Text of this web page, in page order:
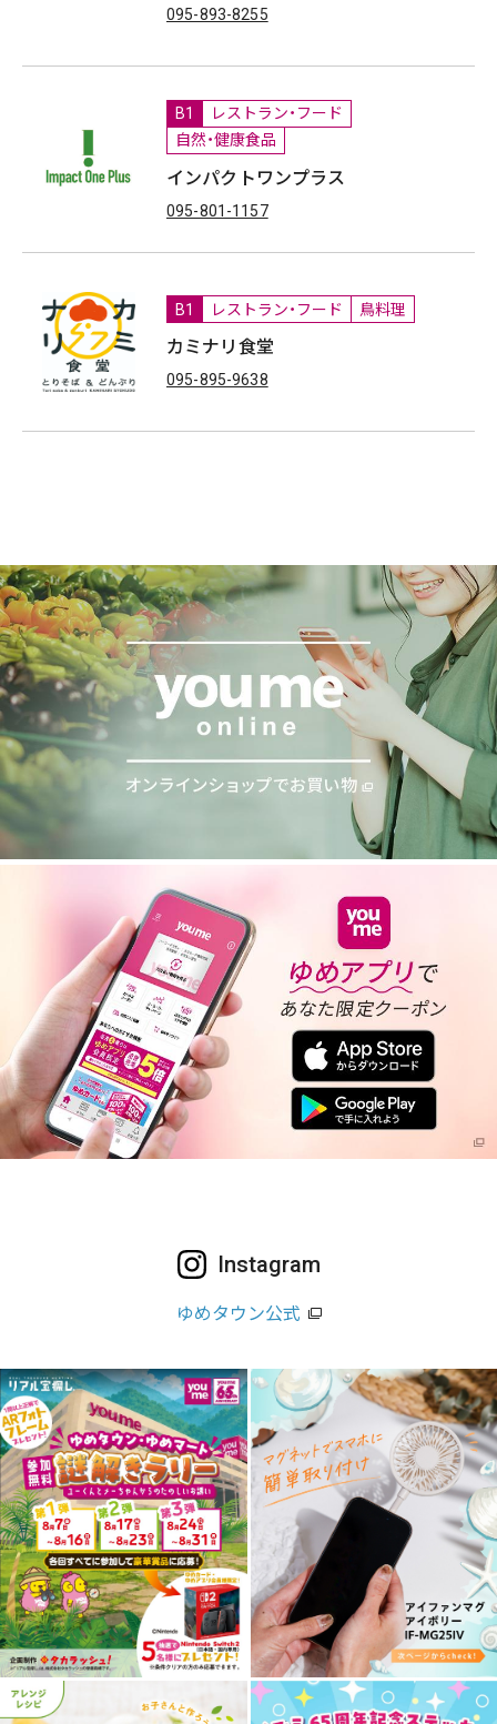
095-893-8255
B1
レストラン・フード
自然・健康食品
インパクトワンプラス
095-801-1157
B1 レストラン・フード 鳥料理
カミナリ食堂
095-895-9638
Instagram
ゆめタウン公式